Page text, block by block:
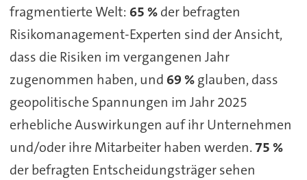
fragmentierte Welt: 65 %der befragten
Risikomanagement-Experten sind der Ansicht,
dass die Risiken im vergangenen Jahr
zugenommen haben, und69 %glauben, dass
geopolitische Spannungen im Jahr 2025
erhebliche Auswirkungen auf ihr Unternehmen
und/oder ihre Mitarbeiter haben werden. 75 %
der befragten Entscheidungsträger sehen